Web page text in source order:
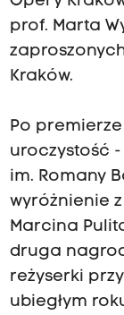
prof. Marta
Kraków.
Po
uroczystość
im. Romany
wyróżnienie
Marcina
druga
reżyserki
ubiegłym